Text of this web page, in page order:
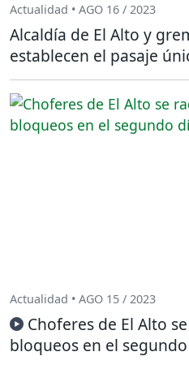
Actualidad • AGO 16 / 2023
Alcaldía de El Alto y
establecen el pasaje
Actualidad • AGO 15 / 2023
Choferes de El Alto
bloqueos en el